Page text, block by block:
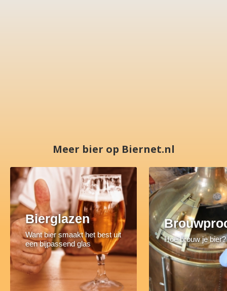
Meer bier op Biernet.nl
Bierglazen
Want bier smaakt het best uit
een bijpassend glas
Hoe brouw je bier?